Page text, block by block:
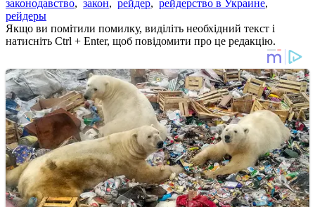
законодавство, закон, рейдер, рейдерство в Украине,
рейдеры
Якщо ви помітили помилку, виділіть необхідний текст і
натисніть Ctrl + Enter, щоб повідомити про це редакцію.